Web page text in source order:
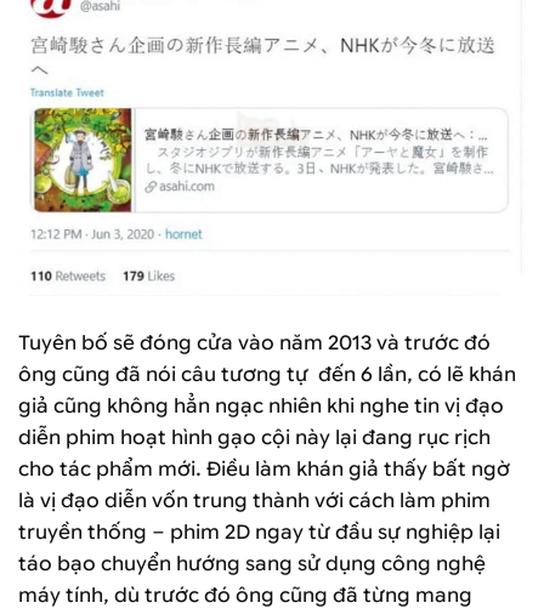
Tuyên bố sẽ đóng cửa vào năm 2013 và trước đó
ông cũng đã nói câu tương tự đến 6 lần, có lẽ khán
giả cũng không hẳn ngạc nhiên khi nghe tin vị đạo
diễn phim hoạt hình gạo cội này lại đang rục rịch
cho tác phẩm mới. Điều làm khán giả thấy bất ngờ
là vị đạo diễn vốn trung thành với cách làm phim
truyền thống – phim 2D ngay từ đầu sự nghiệp lại
táo bạo chuyển hướng sang sử dụng công nghệ
máy tính, dù trước đó ông cũng đã từng mang